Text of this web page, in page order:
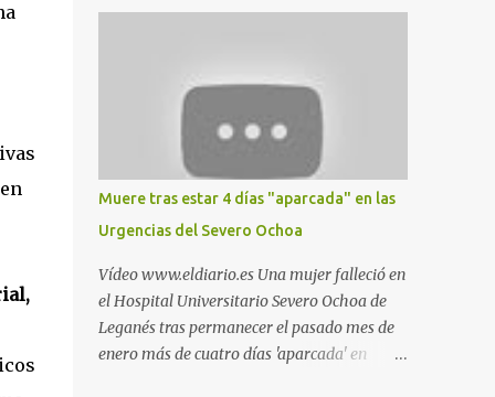
indica esta información recopilada por los
propios practicantes. 'Ante la crisis, disfrute' ,
señalan. "Cruising: Parquesur: para ligar
baños junto a Burger King o H&M. Y si has
pillado pareja ocacional, parking
subterráneo de Leroy Merlin. Otro espacio
para el 'cruising' es enfrente al tanatorio
(junto al estadio municipal de Butarque) y
caminos entre el estadio y Plaza Nueva. Otro
lugar: Escombrera de Polvoranca, entre
Leganés y Móstoles También en el parque de
Muere tras estar 4 días "aparcada" en las
Urgencias del Severo Ochoa
Vídeo www.eldiario.es Una mujer falleció en
el Hospital Universitario Severo Ochoa de
Leganés tras permanecer el pasado mes de
enero más de cuatro días 'aparcada' en